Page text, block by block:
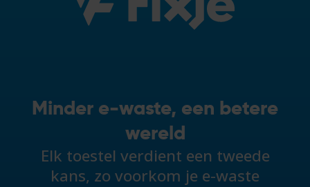
Minder e-waste, een betere
wereld
Elk toestel verdient een tweede
kans, zo voorkom je e-waste